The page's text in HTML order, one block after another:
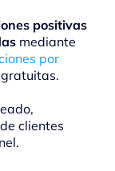
positivas
mediante
por
clientes